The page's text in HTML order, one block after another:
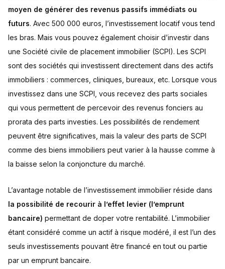
moyen de générer des revenus passifs immédiats ou
futurs. Avec 500 000 euros, l’investissement locatif vous tend
les bras. Mais vous pouvez également choisir d’investir dans
une Société civile de placement immobilier (SCPI). Les SCPI
sont des sociétés qui investissent directement dans des actifs
immobiliers : commerces, cliniques, bureaux, etc. Lorsque vous
investissez dans une SCPI, vous recevez des parts sociales
qui vous permettent de percevoir des revenus fonciers au
prorata des parts investies. Les possibilités de rendement
peuvent être significatives, mais la valeur des parts de SCPI
comme des biens immobiliers peut varier à la hausse comme à
la baisse selon la conjoncture du marché.
L’avantage notable de l’investissement immobilier réside dans
la possibilité de recourir à l’effet levier (l’emprunt
bancaire) permettant de doper votre rentabilité. L’immobilier
étant considéré comme un actif à risque modéré, il est l’un des
seuls investissements pouvant être financé en tout ou partie
par un emprunt bancaire.